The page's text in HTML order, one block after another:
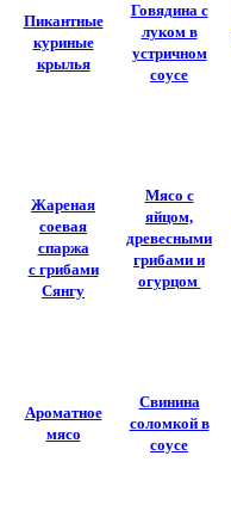
Пикантные
куриные
крылья
Говядина с
луком в
устричном
соусе
Жареная
соевая
спаржа
с грибами
Сянгу
Мясо с
яйцом,
древесными
грибами и
огурцом
Ароматное
мясо
Свинина
соломкой в
соусе